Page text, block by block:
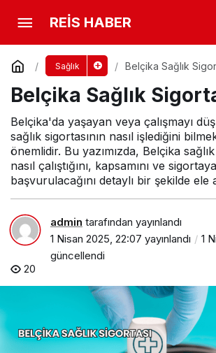
REİS HABER
Sağlık Belçika Sağlık
Belçika Sağlık
Belçika'da yaşayan veya çalışmayı
sağlık sigortasının nasıl işlediğini
önemlidir. Bu yazımızda, Belçika
nasıl çalıştığını, kapsamını ve
başvurulacağını detaylı bir şekilde ele
admin tarafından yayınlandı
1 Nisan 2025, 22:07 yayınlandı
1
güncellendi
20
Belçika Sağlık Sigortası